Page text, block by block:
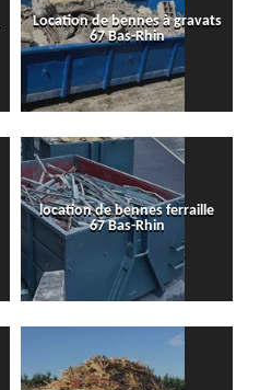
Location de bennes à gravats
67 Bas-Rhin
location de bennes ferraille
67 Bas-Rhin